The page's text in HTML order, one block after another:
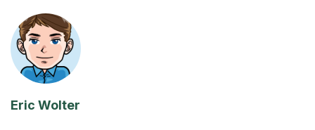
Eric Wolter